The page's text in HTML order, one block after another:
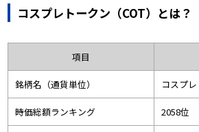
コスプレトークン（COT）とは？
項目
銘柄名（通貨単位） コスプレ
時価総額ランキング 2058位